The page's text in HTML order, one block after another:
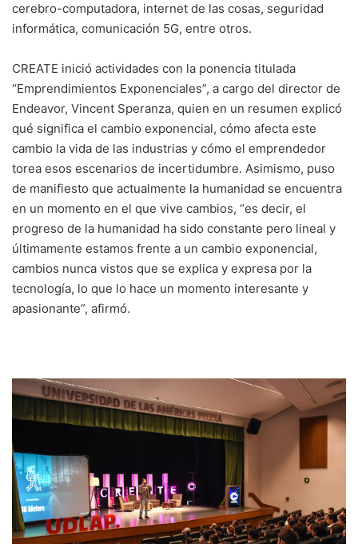
cerebro-computadora, internet de las cosas, seguridad
informática, comunicación 5G, entre otros.
CREATE inició actividades con la ponencia titulada
“Emprendimientos Exponenciales”, a cargo del director de
Endeavor, Vincent Speranza, quien en un resumen explicó
qué significa el cambio exponencial, cómo afecta este
cambio la vida de las industrias y cómo el emprendedor
torea esos escenarios de incertidumbre. Asimismo, puso
de manifiesto que actualmente la humanidad se encuentra
en un momento en el que vive cambios, “es decir, el
progreso de la humanidad ha sido constante pero lineal y
últimamente estamos frente a un cambio exponencial,
cambios nunca vistos que se explica y expresa por la
tecnología, lo que lo hace un momento interesante y
apasionante”, afirmó.